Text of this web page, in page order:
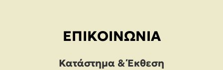
ΕΠΙΚΟΙΝΩΝΊΑ
Κατάστημα & Έκθεση